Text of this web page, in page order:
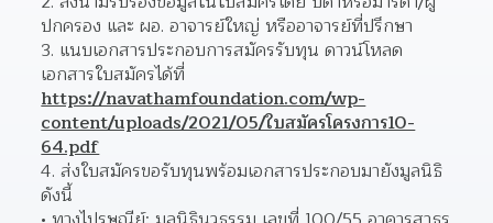
ปกครอง และ ผอ. อาจารย์ใหญ่ หรืออาจารย์ที่ปรึกษา
แนบเอกสารประกอบการสมัครรับทุน ดาวน์โหลด
https://navathamfoundation.com/wp-
content/uploads/2021/05/ใบสมัครโครงการ10-
64.pdf
ส่งใบสมัครขอรับทุนพร้อมเอกสารประกอบมายังมูลนิธิ
ดังนี้